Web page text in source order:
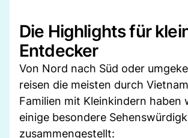
Die Highlights für
Entdecker
Von Nord nach Süd oder
reisen die meisten durch
Familien mit Kleinkindern haben
einige besondere
zusammengestellt: